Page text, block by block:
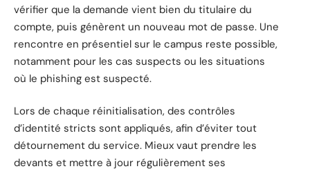
vérifier que la demande vient bien du titulaire du
compte, puis génèrent un nouveau mot de passe. Une
rencontre en présentiel sur le campus reste possible,
notamment pour les cas suspects ou les situations
où le phishing est suspecté.
Lors de chaque réinitialisation, des contrôles
d’identité stricts sont appliqués, afin d’éviter tout
détournement du service. Mieux vaut prendre les
devants et mettre à jour régulièrement ses